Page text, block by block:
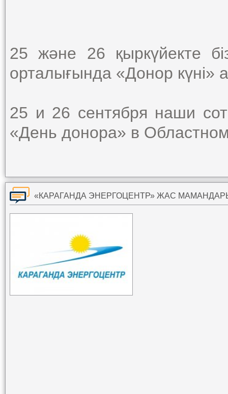
25 және 26 қыркүйекте
орталығында «Донор күні»
25 и 26 сентября наши
«День донора» в